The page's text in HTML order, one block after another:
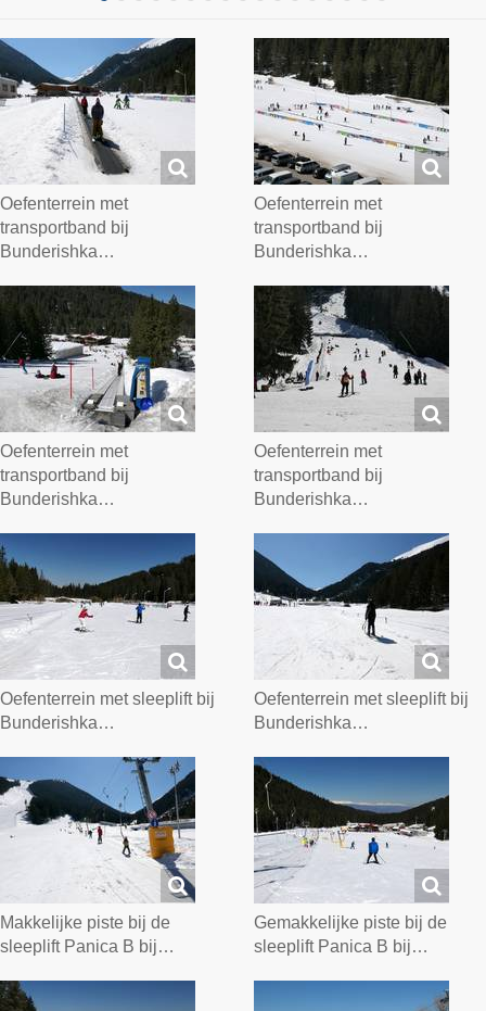
Oefenterrein met
transportband bij
Bunderishka…
Oefenterrein met
transportband bij
Bunderishka…
Oefenterrein met
transportband bij
Bunderishka…
Oefenterrein met
transportband bij
Bunderishka…
Oefenterrein met sleeplift bij
Bunderishka…
Oefenterrein met sleeplift bij
Bunderishka…
Makkelijke piste bij de
sleeplift Panica B bij…
Gemakkelijke piste bij de
sleeplift Panica B bij…